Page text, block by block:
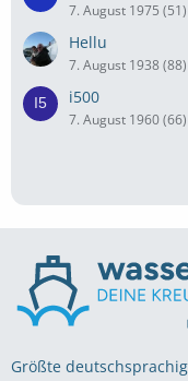
7. August 1975 (51)
Hellu
7. August 1938 (88)
i500
7. August 1960 (66)
Größte